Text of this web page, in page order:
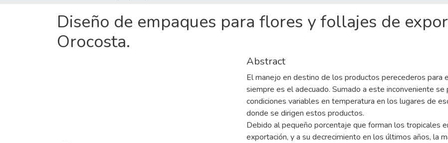
Diseño de empaques para flores y follajes de
Orocosta.
Abstract
El manejo en destino de los productos perecederos para
siempre es el adecuado. Sumado a este inconveniente se
condiciones variables en temperatura en los lugares de
donde se dirigen estos productos.
Debido al pequeño porcentaje que forman los tropicales
exportación, y a su decrecimiento en los últimos años, la